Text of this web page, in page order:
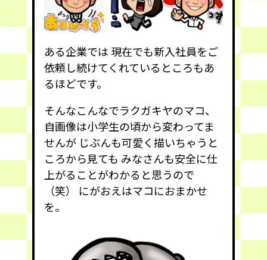
ある企業では 現在でも新入社員をご
依頼し続けてくれているところもあ
るほどです。
そんなこんなでラクガキヤのマコ、
自画像は小学生の頃から変わってま
せんが じぶんも可愛く描いちゃうと
ころから見ても みなさんも安全に仕
上がることがわかると思うので
（笑） にがおえはマコにおまかせ
を。